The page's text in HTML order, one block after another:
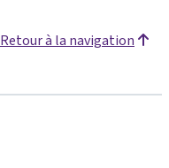
Retour à la navigation